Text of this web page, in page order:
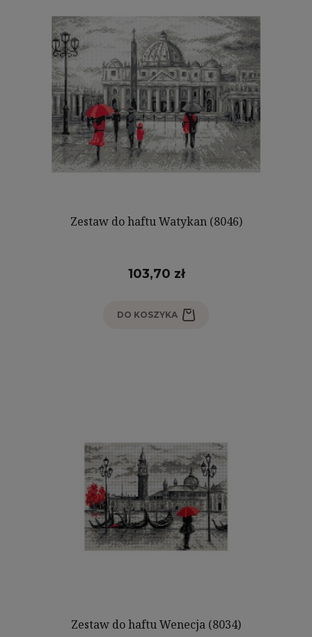
Zestaw do haftu Watykan (8046)
103,70 zł
DO KOSZYKA
Zestaw do haftu Wenecja (8034)